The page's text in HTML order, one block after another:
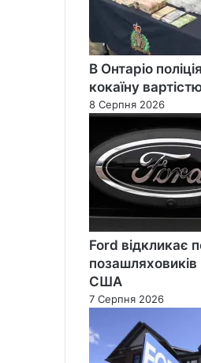
В Онтаріо
кокаїну
8 Серпня 2026
Ford відкликає
позашляховиків
США
7 Серпня 2026